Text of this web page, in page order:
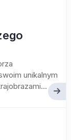
unikalnym